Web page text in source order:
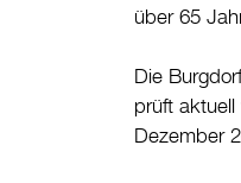
über 65
Die
prüft
Dezember